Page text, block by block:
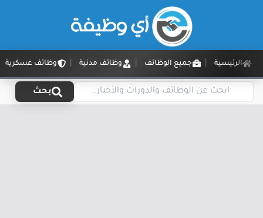
الرئيسية جميع الوظائف وظائف مدنية وظائف عسكرية
بحث